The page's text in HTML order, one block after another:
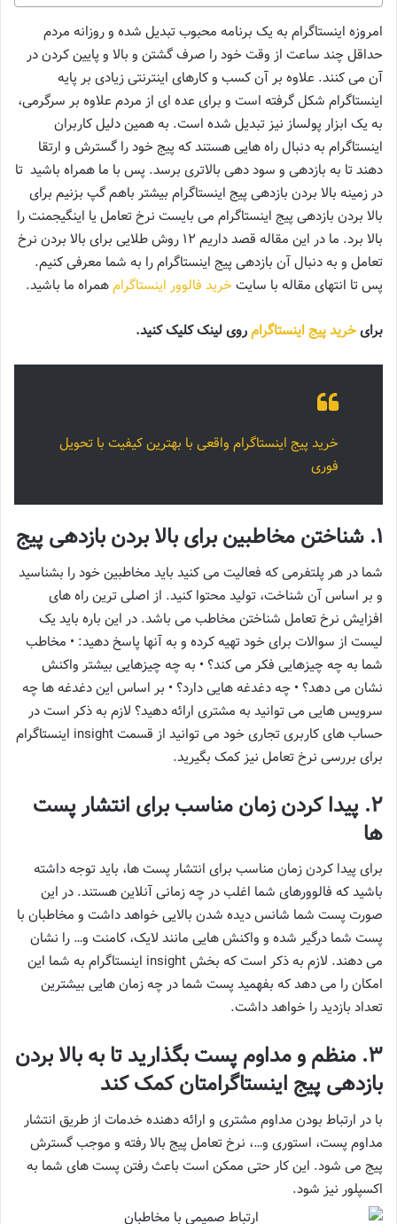
امروزه اینستاگرام به یک برنامه محبوب تبدیل شده و روزانه مردم
حداقل چند ساعت از وقت خود را صرف گشتن و بالا و پایین کردن در
آن می کنند. علاوه بر آن کسب و کارهای اینترنتی زیادی بر پایه
اینستاگرام شکل گرفته است و برای عده ای از مردم علاوه بر سرگرمی،
به یک ابزار پولساز نیز تبدیل شده است. به همین دلیل کاربران
اینستاگرام به دنبال راه هایی هستند که پیج خود را گسترش و ارتقا
دهند تا به بازدهی و سود دهی بالاتری برسد. پس با ما همراه باشید تا
در زمینه بالا بردن بازدهی پیج اینستاگرام بیشتر باهم گپ بزنیم برای
بالا بردن بازدهی پیج اینستاگرام می بایست نرخ تعامل یا اینگیجمنت را
بالا برد. ما در این مقاله قصد داریم 12 روش طلایی برای بالا بردن نرخ
تعامل و به دنبال آن بازدهی پیج اینستاگرام را به شما معرفی کنیم.
پس تا انتهای مقاله با سایتخرید فالوور اینستاگرامهمراه ما باشید.
برایخرید پیج اینستاگرامروی لینک کلیک کنید.
خرید پیج اینستاگرام واقعی با بهترین کیفیت با تحویل
فوری
1. شناختن مخاطبین برای بالا بردن بازدهی پیج
شما در هر پلتفرمی که فعالیت می کنید باید مخاطبین خود را بشناسید
و بر اساس آن شناخت، تولید محتوا کنید. از اصلی ترین راه های
افزایش نرخ تعامل شناختن مخاطب می باشد. در این باره باید یک
لیست از سوالات برای خود تهیه کرده و به آنها پاسخ دهید: • مخاطب
شما به چه چیزهایی فکر می کند؟ • به چه چیزهایی بیشتر واکنش
نشان می دهد؟ • چه دغدغه هایی دارد؟ • بر اساس این دغدغه ها چه
سرویس هایی می توانید به مشتری ارائه دهید؟ لازم به ذکر است در
حساب های کاربری تجاری خود می توانید از قسمت insight اینستاگرام
برای بررسی نرخ تعامل نیز کمک بگیرید.
2. پیدا کردن زمان مناسب برای انتشار پست
ها
برای پیدا کردن زمان مناسب برای انتشار پست ها، باید توجه داشته
باشید که فالوورهای شما اغلب در چه زمانی آنلاین هستند. در این
صورت پست شما شانس دیده شدن بالایی خواهد داشت و مخاطبان با
پست شما درگیر شده و واکنش هایی مانند لایک، کامنت و… را نشان
می دهند. لازم به ذکر است که بخش insight اینستاگرام به شما این
امکان را می دهد که بفهمید پست شما در چه زمان هایی بیشترین
تعداد بازدید را خواهد داشت.
3. منظم و مداوم پست بگذارید تا به بالا بردن
بازدهی پیج اینستاگرامتان کمک کند
با در ارتباط بودن مداوم مشتری و ارائه دهنده خدمات از طریق انتشار
مداوم پست، استوری و…، نرخ تعامل پیج بالا رفته و موجب گسترش
پیج می شود. این کار حتی ممکن است باعث رفتن پست های شما به
اکسپلور نیز شود.